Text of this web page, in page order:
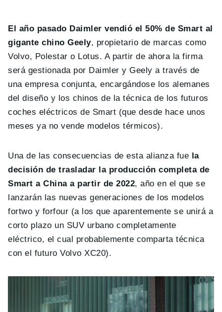
El año pasado Daimler vendió el 50% de Smart al
gigante chino Geely, propietario de marcas como
Volvo, Polestar o Lotus. A partir de ahora la firma
será gestionada por Daimler y Geely a través de
una empresa conjunta, encargándose los alemanes
del diseño y los chinos de la técnica de los futuros
coches eléctricos de Smart (que desde hace unos
meses ya no vende modelos térmicos).
Una de las consecuencias de esta alianza fue la
decisión de trasladar la producción completa de
Smart a China a partir de 2022, año en el que se
lanzarán las nuevas generaciones de los modelos
fortwo y forfour (a los que aparentemente se unirá a
corto plazo un SUV urbano completamente
eléctrico, el cual probablemente comparta técnica
con el futuro Volvo XC20).